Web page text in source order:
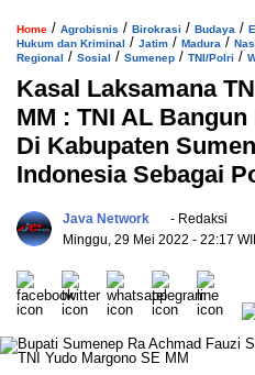
Home / Agrobisnis / Birokrasi / Budaya /
Hukum dan Kriminal / Jatim / Madura /
Regional / Sosial / Sumenep / TNI/Polri /
Kasal Laksamana
MM : TNI AL
Di Kabupaten
Indonesia Sebagai
Java Network
- Redaksi
Minggu, 29 Mei 2022 - 22:17